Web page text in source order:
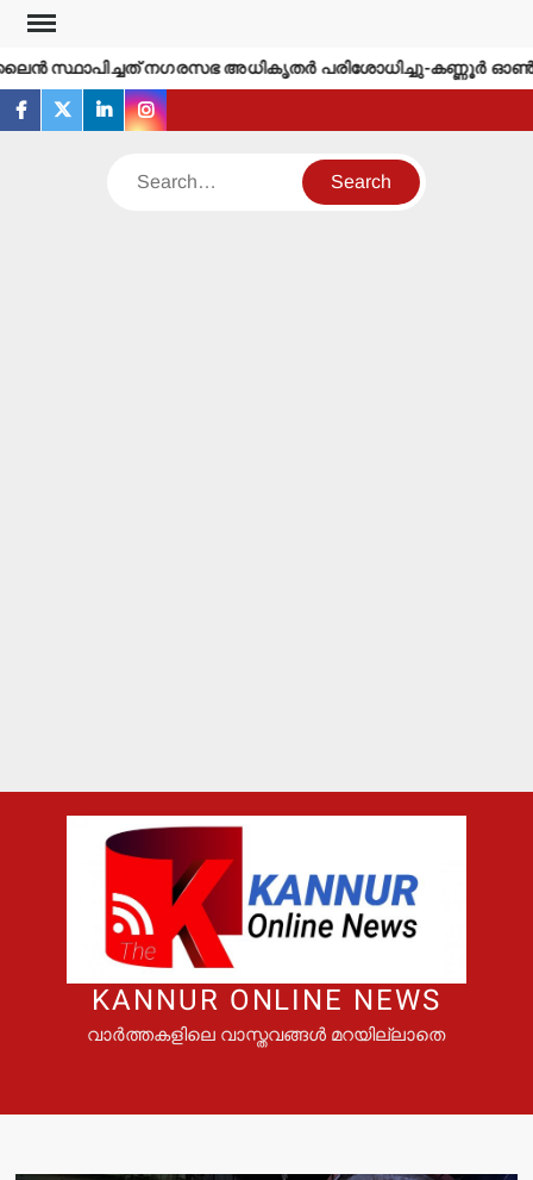
Skip
contentസ്ഥാപിച്ചത് നഗരസഭ അധികൃതര്‍ പരിശോധിച്ചു-കണ്ണൂര്‍
facebook
twitterlinkedininstagram
Search
KANNUR ONLINE NEWS
വാർത്തകളിലെ വാസ്തവങ്ങൾ മറയില്ലാതെ